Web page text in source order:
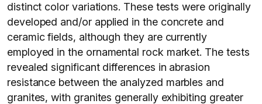
distinct color variations. These tests were originally
developed and/or applied in the concrete and
ceramic fields, although they are currently
employed in the ornamental rock market. The tests
revealed significant differences in abrasion
resistance between the analyzed marbles and
granites, with granites generally exhibiting greater